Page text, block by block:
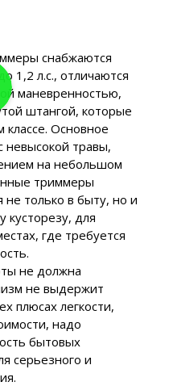
снабжаются
1,2 л.с., отличаются
маневренностью,
штангой, которые
классе. Основное
невысокой травы,
на небольшом
триммеры
только в быту, но и
кусторезу, для
где требуется
не должна
не выдержит
плюсах легкости,
надо
бытовых
серьезного и